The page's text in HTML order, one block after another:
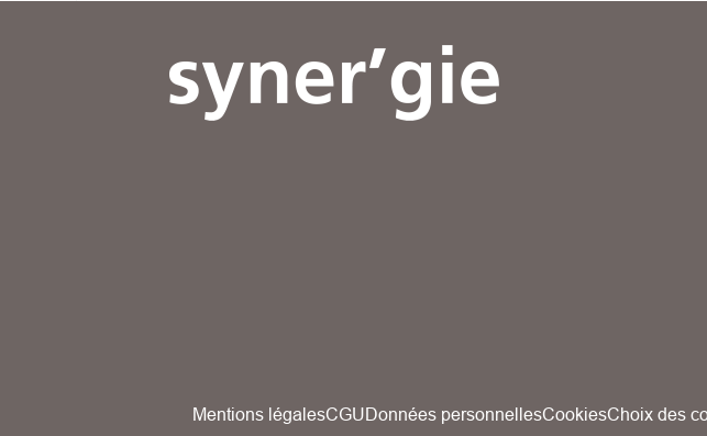
Mentions légalesCGUDonnées personnellesCookiesChoix des